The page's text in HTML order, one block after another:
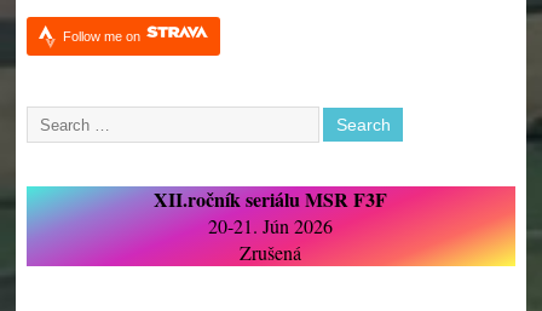
Follow me on
XII.ročník seriálu MSR F3F
20-21. Jún 2026
Zrušená